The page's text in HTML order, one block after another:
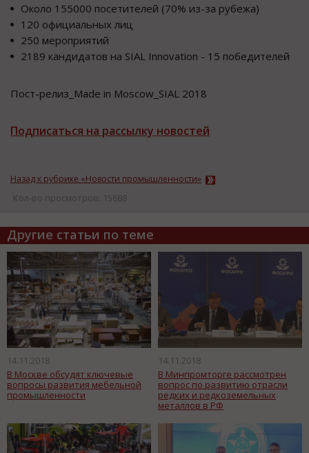
Около 155000 посетителей (70% из-за рубежа)
120 официальных лиц
250 мероприятий
2189 кандидатов на SIAL Innovation - 15 победителей
Пост-релиз_Made in Moscow_SIAL 2018
Подписаться на рассылку новостей
Назад к рубрике «Новости промышленности»
Кол-во просмотров: 15688
Другие статьи по теме
14.11.2018
В Москве обсудят ключевые
вопросы развития мебельной
промышленности
14.11.2018
В Минпромторге рассмотрен
вопрос по развитию отрасли
редких и редкоземельных
металлов в РФ